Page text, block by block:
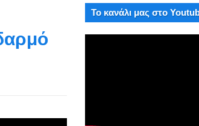
Το κανάλι μας στο